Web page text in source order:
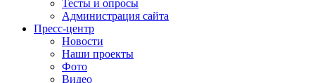
Тесты и опросы
Администрация сайта
Пресс-центр
Новости
Наши проекты
Фото
Видео